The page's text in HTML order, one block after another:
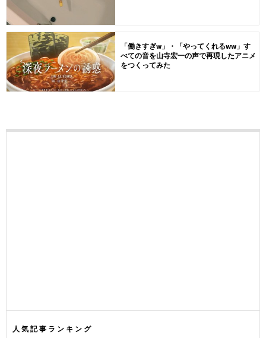
「働きすぎw」・「やってくれるww」す
べての音を山寺宏一の声で再現したアニメ
をつくってみた
人気記事ランキング